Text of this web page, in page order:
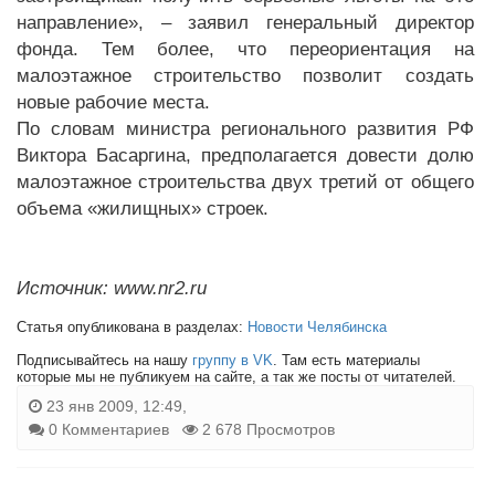
направление», – заявил генеральный директор
фонда. Тем более, что переориентация на
малоэтажное строительство позволит создать
новые рабочие места.
По словам министра регионального развития РФ
Виктора Басаргина, предполагается довести долю
малоэтажное строительства двух третий от общего
объема «жилищных» строек.
Источник: www.nr2.ru
Статья опубликована в разделах: Новости Челябинска
Подписывайтесь на нашу группу в VK. Там есть материалы
которые мы не публикуем на сайте, а так же посты от читателей.
23 янв 2009, 12:49,
0 Комментариев
2 678 Просмотров